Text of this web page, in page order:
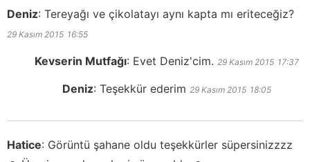
Deniz: Tereyağı ve çikolatayı aynı kapta mı eriteceğiz?
29 Kasım 2015 16:55
Kevserin Mutfağı: Evet Deniz'cim. 29 Kasım 2015 17:37
Deniz: Teşekkür ederim 29 Kasım 2015 18:05
Hatice: Görüntü şahane oldu teşekkürler süpersinizzzz